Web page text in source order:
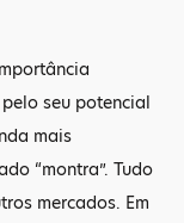
seu potencial
mais
“montra”. Tudo
mercados. Em